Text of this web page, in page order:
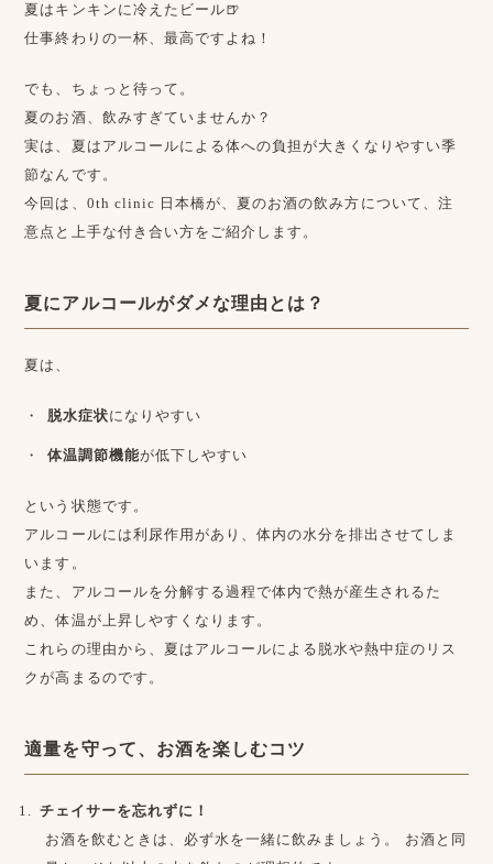
夏はキンキンに冷えたビール🍺
仕事終わりの一杯、最高ですよね！
でも、ちょっと待って。
夏のお酒、飲みすぎていませんか？
実は、夏はアルコールによる体への負担が大きくなりやすい季
節なんです。
今回は、0th clinic 日本橋が、夏のお酒の飲み方について、注
意点と上手な付き合い方をご紹介します。
夏にアルコールがダメな理由とは？
夏は、
脱水症状になりやすい
体温調節機能が低下しやすい
という状態です。
アルコールには利尿作用があり、体内の水分を排出させてしま
います。
また、アルコールを分解する過程で体内で熱が産生されるた
め、体温が上昇しやすくなります。
これらの理由から、夏はアルコールによる脱水や熱中症のリス
クが高まるのです。
適量を守って、お酒を楽しむコツ
チェイサーを忘れずに！
お酒を飲むときは、必ず水を一緒に飲みましょう。 お酒と同